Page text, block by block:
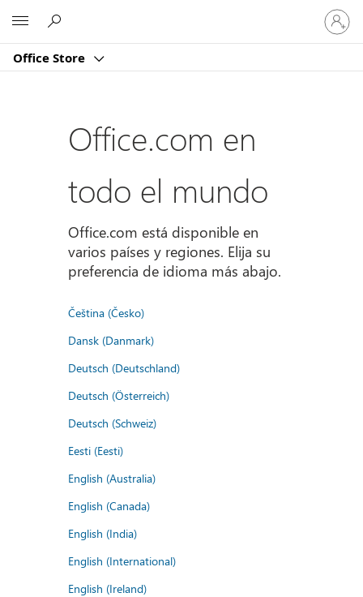
Office Store
Iniciar
sesión
en
cuenta
Office.com en
todo el mundo
Office.com está disponible en
varios países y regiones. Elija su
preferencia de idioma más abajo.
Čeština (Česko)
Dansk (Danmark)
Deutsch (Deutschland)
Deutsch (Österreich)
Deutsch (Schweiz)
Eesti (Eesti)
English (Australia)
English (Canada)
English (India)
English (International)
English (Ireland)